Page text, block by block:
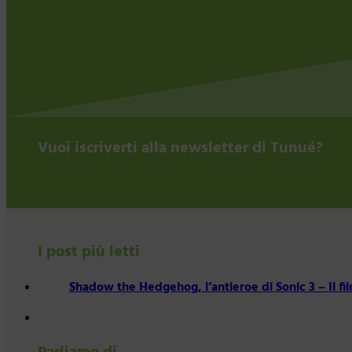
Vuoi iscriverti alla newsletter di Tunué?
I post più letti
Shadow the Hedgehog, l’antieroe di Sonic 3 – Il